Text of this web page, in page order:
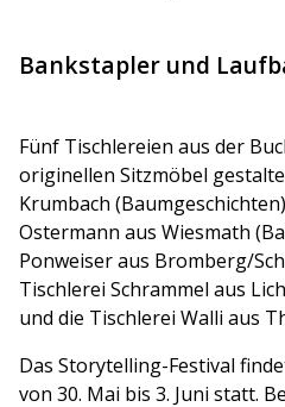
Bankstapler und
Fünf Tischlereien aus der
originellen Sitzmöbel
Krumbach
Ostermann aus Wiesmath
Ponweiser aus Bromberg/
Tischlerei Schrammel aus
und die Tischlerei Walli aus
Das Storytelling-Festival
von 30. Mai bis 3. Juni statt.